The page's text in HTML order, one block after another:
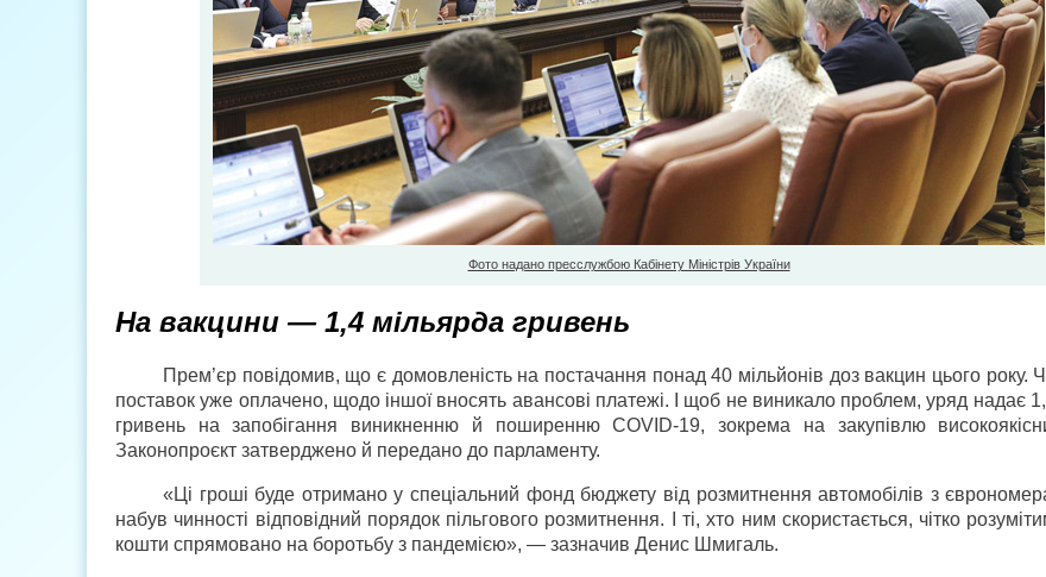
Фото надано пресслужбою Кабінету Міністрів України
На вакцини — 1,4 мільярда гривень
Прем’єр повідомив, що є домовленість на постачання понад 40 мільйонів доз вакцин цього року.
поставок уже оплачено, щодо іншої вносять авансові платежі. І щоб не виникало проблем, уряд надає
гривень на запобігання виникненню й поширенню COVID-19, зокрема на закупівлю
Законопроєкт затверджено й передано до парламенту.
«Ці гроші буде отримано у спеціальний фонд бюджету від розмитнення автомобілів з
набув чинності відповідний порядок пільгового розмитнення. І ті, хто ним скористається, чітко
кошти спрямовано на боротьбу з пандемією», — зазначив Денис Шмигаль.